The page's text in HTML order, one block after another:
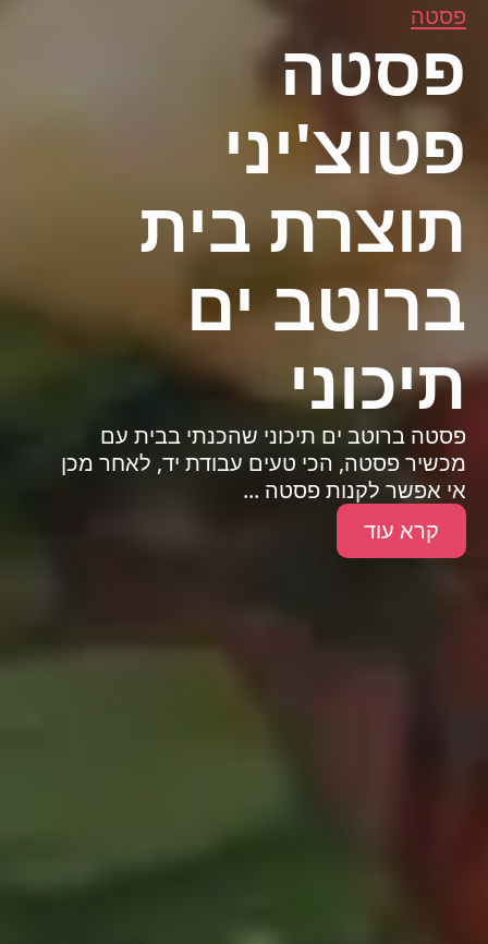
פסטה
פסטה
פטוצ'יני
תוצרת בית
ברוטב ים
תיכוני
פסטה ברוטב ים תיכוני שהכנתי בבית עם
מכשיר פסטה, הכי טעים עבודת יד, לאחר מכן
אי אפשר לקנות פסטה ...
קרא עוד